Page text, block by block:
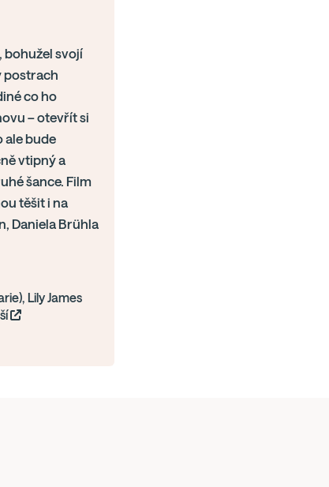
bohužel svojí
postrach
co ho
– otevřít si
ale bude
vtipný a
šance. Film
těšit i na
Daniela Brühla
Lily James